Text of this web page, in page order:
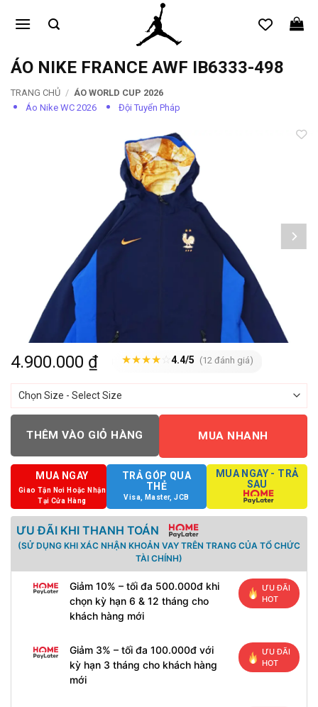
qua
dungÁO NIKE FRANCE AWF IB6333-498
TRANG CHỦ / ÁO WORLD CUP 2026
Áo Nike WC 2026
Đội Tuyển Pháp
4.900.000 ₫ ★★★★ 4.4/5 (12 đánh giá)
THÊM VÀO GIỎ HÀNG MUA NHANH
MUA NGAY
Giao Tận Nơi Hoặc Nhận
Tại Cửa Hàng
TRẢ GÓP QUA
THẺ
Visa, Master, JCB
MUA NGAY - TRẢ
SAU
ƯU ĐÃI KHI THANH TOÁN
(SỬ DỤNG KHI XÁC NHẬN KHOẢN VAY TRÊN TRANG CỦA TỔ CHỨC
TÀI CHÍNH)
Giảm 10% – tối đa 500.000đ khi
chọn kỳ hạn 6 & 12 tháng cho
khách hàng mới
ƯU ĐÃI
HOT
Giảm 3% – tối đa 100.000đ với
kỳ hạn 3 tháng cho khách hàng
mới
ƯU ĐÃI
HOT